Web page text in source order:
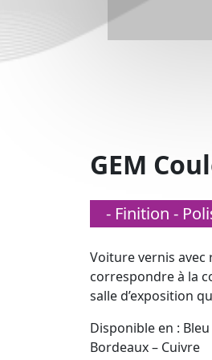
GEM
- Finition -
Voiture vernis avec
correspondre à la
salle d’exposition
Disponible en : Bleu
Bordeaux – Cuivre